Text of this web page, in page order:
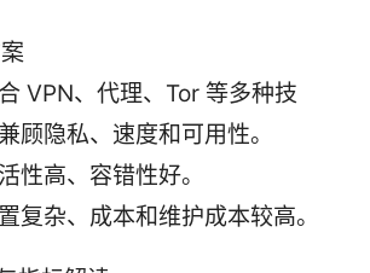
VPN、代理、Tor 等多种技
顾隐私、速度和可用性。
性高、容错性好。
复杂、成本和维护成本较高。